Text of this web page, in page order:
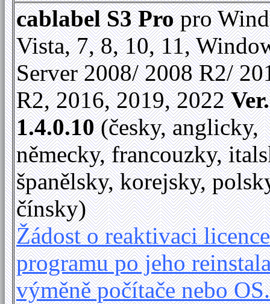
cablabel S3 Propro
Vista, 7, 8, 10, 11,
Server 2008/ 2008 R2/
R2, 2016, 2019, 2022Ver.
1.4.0.10(česky, anglicky,
německy, francouzky,
španělsky, korejsky,
čínsky)
Žádost o reaktivaci licence
programu po jeho
výměně počítače nebo